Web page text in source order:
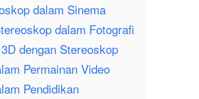
dalam Sinema
dalam Fotografi
dengan Stereoskop
Permainan Video
Pendidikan